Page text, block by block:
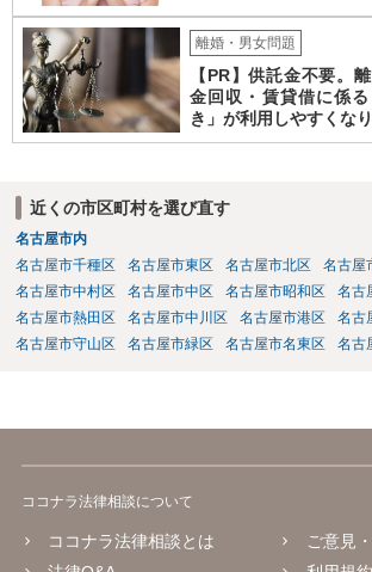
離婚・男女問題
【PR】供託金不要。
金回収・賃貸借に係
き」が利用しやすくな
近くの市区町村を選び直す
名古屋市内
名古屋市千種区
名古屋市東区 名古屋市北区
名古屋
名古屋市中村区
名古屋市中区 名古屋市昭和区
名古
名古屋市熱田区
名古屋市中川区 名古屋市港区
名古
名古屋市守山区
名古屋市緑区 名古屋市名東区 名古
ココナラ法律相談について
ココナラ法律相談とは
ご意見